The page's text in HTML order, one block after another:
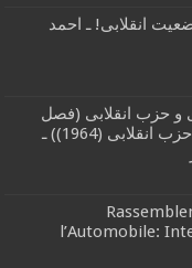
انقلابی! ـ احمد
و حزب انقلابی (فصل
نخست از کتاب مبارزات طبقاتی و حزب انقلابی (1964)) ـ
l’Automobile: